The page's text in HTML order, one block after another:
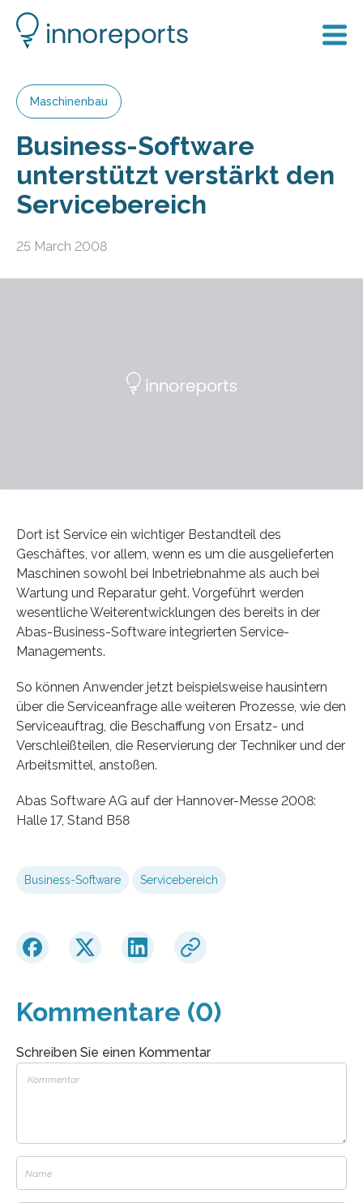
Maschinenbau
Business-Software
unterstützt verstärkt den
Servicebereich
25 March 2008
Dort ist Service ein wichtiger Bestandteil des
Geschäftes, vor allem, wenn es um die ausgelieferten
Maschinen sowohl bei Inbetriebnahme als auch bei
Wartung und Reparatur geht. Vorgeführt werden
wesentliche Weiterentwicklungen des bereits in der
Abas-Business-Software integrierten Service-
Managements.
So können Anwender jetzt beispielsweise hausintern
über die Serviceanfrage alle weiteren Prozesse, wie den
Serviceauftrag, die Beschaffung von Ersatz- und
Verschleißteilen, die Reservierung der Techniker und der
Arbeitsmittel, anstoßen.
Abas Software AG auf der Hannover-Messe 2008:
Halle 17, Stand B58
Business-Software Servicebereich
Kommentare (0)
Schreiben Sie einen Kommentar